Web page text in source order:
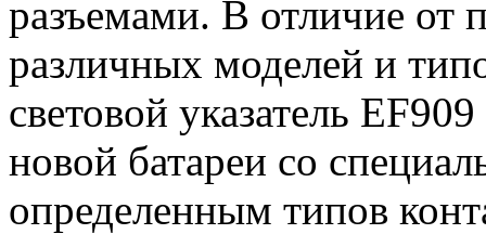
разъемами. В отличие от
различных моделей и
световой указатель
новой батареи со
определенным типов